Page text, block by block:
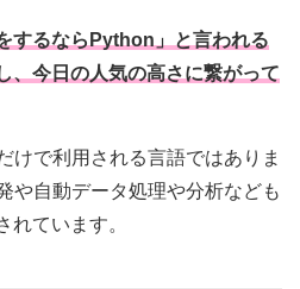
するならPython」と言われる
、今日の人気の高さに繋がって
けで利用される言語ではありま
や自動データ処理や分析なども
れています。